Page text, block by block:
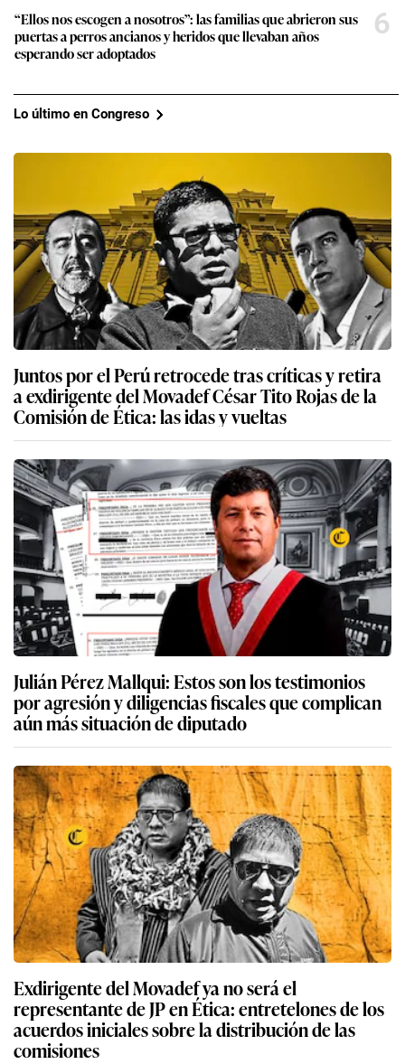
“Ellos nos escogen a nosotros”: las familias que abrieron sus
puertas a perros ancianos y heridos que llevaban años
esperando ser adoptados
6
Lo último en Congreso
Juntos por el Perú retrocede tras críticas y retira
a exdirigente del Movadef César Tito Rojas de la
Comisión de Ética: las idas y vueltas
Julián Pérez Mallqui: Estos son los testimonios
por agresión y diligencias fiscales que complican
aún más situación de diputado
Exdirigente del Movadef ya no será el
representante de JP en Ética: entretelones de los
acuerdos iniciales sobre la distribución de las
comisiones